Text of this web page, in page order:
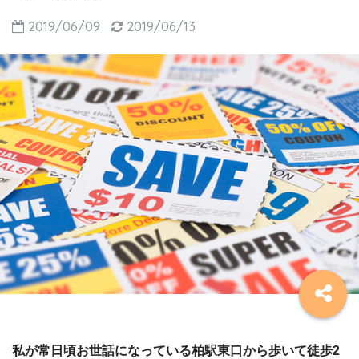
2019/06/09 2019/06/13
私が常日頃お世話になっている柏駅東口から歩いて徒歩2